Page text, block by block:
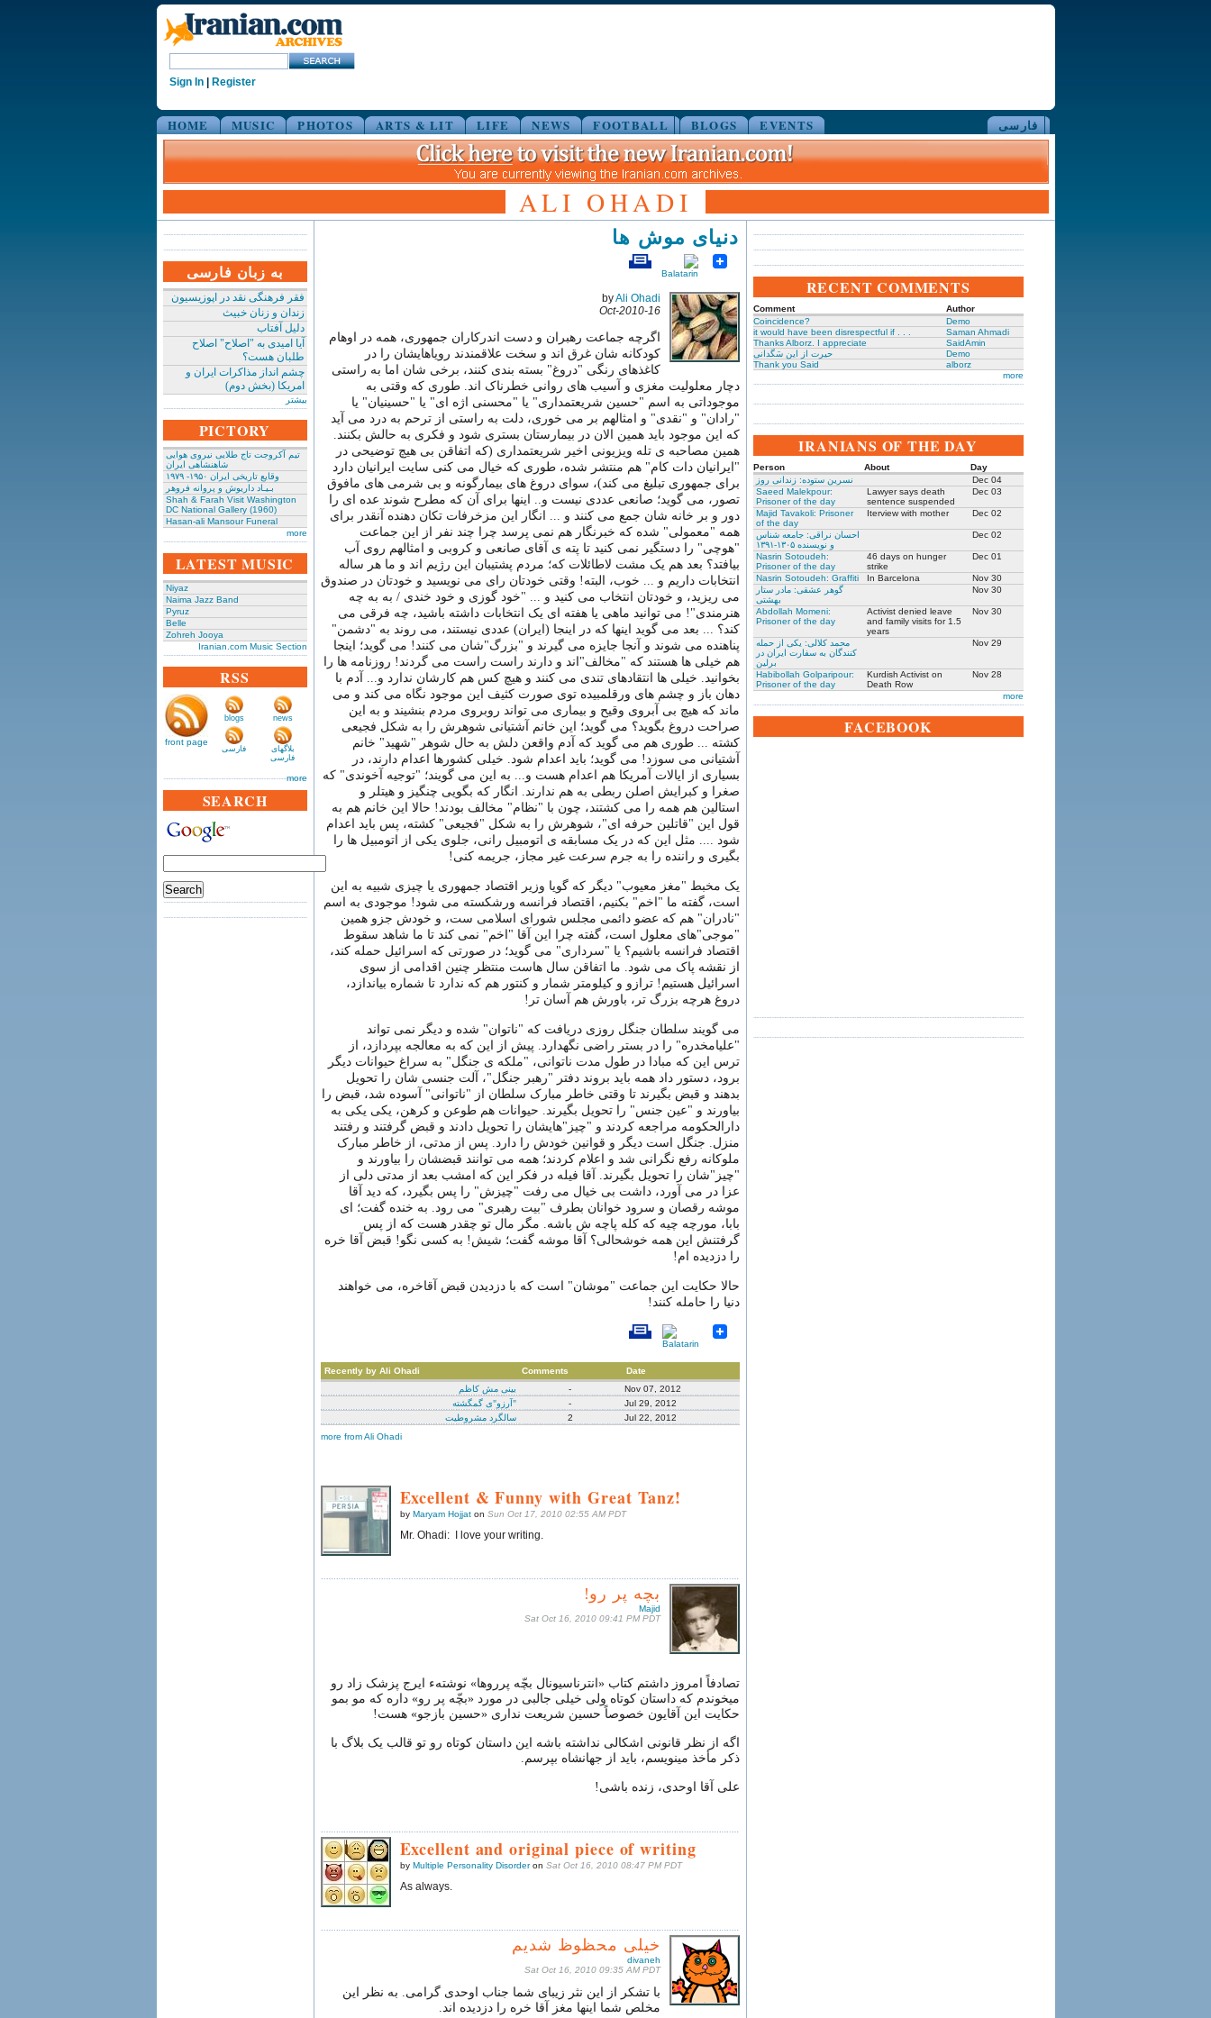
Sign In| Register
HOME MUSIC PHOTOS ARTS & LIT LIFE NEWS FOOTBALL BLOGS EVENTS فارسی
ALI OHADI
به زبان فارسی
فقر فرهنگی نقد در اپوزیسیون
زندان و زنان خبیث
دلیل آفتاب
آیا امیدی به "اصلاح" اصلاح
طلبان هست؟
چشم انداز مذاکرات ایران و
امریکا (بخش دوم)
بیشتر
PICTORY
تیم آکروجت تاج طلایی نیروی هوایی
شاهنشاهی ایران
وقایع تاریخی‌ ایران ۱۹۵۰- ۱۹۷۹
بـیـاد داریوش و پروانه فروهر
Shah & Farah Visit Washington
DC National Gallery (1960)
Hasan-ali Mansour Funeral
more
LATEST MUSIC
Niyaz
Naima Jazz Band
Pyruz
Belle
Zohreh Jooya
Iranian.com Music Section
RSS
front page
blogs news
فارسی
بلاگهای
فارسی
more
SEARCH
دنیای موش ها
byAli Ohadi
16-Oct-2010
اگرچه جماعت رهبران و دست اندرکاران جمهوری، همه در اوهام
کودکانه شان غرق اند و سخت علاقمندند رویاهایشان را در
کاغذهای رنگی "دروغ" بسته بندی کنند، برخی شان اما به راستی
دچار معلولیت مغزی و آسیب های روانی خطرناک اند. طوری که وقتی به
موجوداتی به اسم "حسین شریعتمداری" یا "محسنی اژه ای" یا "حسینیان" یا
"رادان" و "نقدی" و امثالهم بر می خوری، دلت به راستی از ترحم به درد می آید
که این موجود باید همین الان در بیمارستان بستری شود و فکری به حالش بکنند.
همین مصاحبه ی تله ویزیونی اخیر شریعتمداری (که اتفاقن بی هیچ توضیحی در
"ایرانیان دات کام" هم منتشر شده، طوری که خیال می کنی سایت ایرانیان دارد
برای جمهوری تبلیغ می کند)، سوای دروغ های بیمارگونه و بی شرمی های مافوق
تصور، می گوید؛ صانعی عددی نیست و.. اینها برای آن که مطرح شوند عده ای را
دور و بر خانه شان جمع می کنند و ... انگار این مزخرفات تکان دهنده آنقدر برای
همه "معمولی" شده که خبرنگار هم نمی پرسد چرا چند نفر از این جماعت
"هوچی" را دستگیر نمی کنید تا پته ی آقای صانعی و کروبی و امثالهم روی آب
بیافتد؟ بعد هم یک مشت لاطائلات که؛ مردم پشتیبان این رژیم اند و ما هر ساله
انتخابات داریم و ... خوب، البته! وقتی خودتان رای می نویسید و خودتان در صندوق
می ریزید، و خودتان انتخاب می کنید و ... "خود گوزی و خود خندی / به به چه
هنرمندی"! می توانید ماهی یا هفته ای یک انتخابات داشته باشید، چه فرقی می
کند؟ ... بعد می گوید اینها که در اینجا (ایران) عددی نیستند، می روند به "دشمن"
پناهنده می شوند و آنجا جایزه می گیرند و "بزرگ"شان می کنند! می گوید؛ اینجا
هم خیلی ها هستند که "مخالف"اند و دارند راست راست می گردند! روزنامه ها را
بخوانید. خیلی ها انتقادهای تندی می کنند و هیچ کس هم کارشان ندارد و... آدم با
دهان باز و چشم های ورقلمبیده توی صورت کثیف این موجود نگاه می کند و می
ماند که هیچ بی آبروی وقیح و بیماری می تواند روبروی مردم بنشیند و به این
صراحت دروغ بگوید؟ می گوید؛ این خانم آشتیانی شوهرش را به شکل فجیعی
کشته ... طوری هم می گوید که آدم واقعن دلش به حال شوهر "شهید" خانم
آشتیانی می سوزد! می گوید؛ باید اعدام شود. خیلی کشورها اعدام دارند، در
بسیاری از ایالات آمریکا هم اعدام هست و... به این می گویند؛ "توجیه آخوندی" که
صغرا و کبرایش اصلن ربطی به هم ندارند. انگار که بگویی چنگیز و هیتلر و
استالین هم همه را می کشتند، چون با "نظام" مخالف بودند! حالا این خانم هم به
قول این "قاتلین حرفه ای"، شوهرش را به شکل "فجیعی" کشته، پس باید اعدام
شود .... مثل این که در یک مسابقه ی اتومبیل رانی، جلوی یکی از اتومبیل ها را
بگیری و راننده را به جرم سرعت غیر مجاز، جریمه کنی!
یک مخبط "مغز معیوب" دیگر که گویا وزیر اقتصاد جمهوری یا چیزی شبیه به این
است، گفته ما "اخم" بکنیم، اقتصاد فرانسه ورشکسته می شود! موجودی به اسم
"نادران" هم که عضو دائمی مجلس شورای اسلامی ست، و خودش جزو همین
"موجی"های معلول است، گفته چرا این آقا "اخم" نمی کند تا ما شاهد سقوط
اقتصاد فرانسه باشیم؟ یا "سرداری" می گوید؛ در صورتی که اسرائیل حمله کند،
از نقشه پاک می شود. ما اتفاقن سال هاست منتظر چنین اقدامی از سوی
اسرائیل هستیم! ترازو و کیلومتر شمار و کنتور هم که ندارد تا شماره بیاندازد،
دروغ هرچه بزرگ تر، باورش هم آسان تر!
می گویند سلطان جنگل روزی دریافت که "ناتوان" شده و دیگر نمی تواند
"علیامخدره" را در بستر راضی نگهدارد. پیش از این که به معالجه بپردازد، از
ترس این که مبادا در طول مدت ناتوانی، "ملکه ی جنگل" به سراغ حیوانات دیگر
برود، دستور داد همه باید بروند دفتر "رهبر جنگل"، آلت جنسی شان را تحویل
بدهند و قبض بگیرند تا وقتی خاطر مبارک سلطان از "ناتوانی" آسوده شد، قبض را
بیاورند و "عین جنس" را تحویل بگیرند. حیوانات هم طوعن و کرهن، یکی یکی به
دارالحکومه مراجعه کردند و "چیز"هایشان را تحویل دادند و قبض گرفتند و رفتند
منزل. جنگل است دیگر و قوانین خودش را دارد. پس از مدتی، از خاطر مبارک
ملوکانه رفع نگرانی شد و اعلام کردند؛ همه می توانند قبضشان را بیاورند و
"چیز"شان را تحویل بگیرند. آقا فیله در فکر این که امشب بعد از مدتی دلی از
عزا در می آورد، داشت بی خیال می رفت "چیزش" را پس بگیرد، که دید آقا
موشه رقصان و سرود خوانان بطرف "بیت رهبری" می رود. به خنده گفت؛ ای
بابا، مورچه چیه که کله پاچه ش باشه. مگر مال تو چقدر هست که از پس
گرفتنش این همه خوشحالی؟ آقا موشه گفت؛ شیش! به کسی نگو! قبض آقا خره
را دزدیده ام!
حالا حکایت این جماعت "موشان" است که با دزدیدن قبض آقاخره، می خواهند
دنیا را حامله کنند!
Recently by Ali Ohadi Comments
Date
بینی مش کاظم
-
Nov 07, 2012
"آرزو"ی گمگشته
-
Jul 29, 2012
سالگرد مشروطیت
2
Jul 22, 2012
more from Ali Ohadi
Excellent & Funny with Great Tanz!
by Maryam Hojjaton Sun Oct 17, 2010 02:55 AM PDT
Mr. Ohadi: I love your writing.
بچه پر رو!
Majid
Sat Oct 16, 2010 09:41 PM PDT
تصادفاً امروز داشتم کتاب «انترناسیونال بچّه پرروها» نوشتهء ایرج پزشک زاد رو
میخوندم که داستان کوتاه ولی خیلی جالبی در مورد «بچّه پر رو» داره که مو بمو
حکایت این آقایون خصوصاً حسین شریعت نداری «حسین بازجو» هست!
اگه از نظر قانونی اشکالی نداشته باشه این داستان کوتاه رو تو قالب یک بلاگ با
ذکر مأخذ مینویسم، باید از جهانشاه بپرسم.
علی آقا اوحدی، زنده باشی!
Excellent and original piece of writing
by Multiple Personality Disorderon Sat Oct 16, 2010 08:47 PM PDT
As always.
خیلی محظوظ شدیم
divaneh
Sat Oct 16, 2010 09:35 AM PDT
با تشکر از این نثر زیبای شما جناب اوحدی گرامی. به نظر این
مخلص شما اینها مغز آقا خره را دزدیده اند.
RECENT COMMENTS
Comment
Author
Coincidence?
Demo
it would have been disrespectful if . . .
Saman Ahmadi
Thanks Alborz. I appreciate
SaidAmin
حیرت از این سَگدانی
Demo
Thank you Said
alborz
more
IRANIANS OF THE DAY
Person About
Day
نسرین ستوده: زندانی روز
Dec 04
Saeed Malekpour:
Prisoner of the day
Lawyer says death
sentence suspended
Dec 03
Majid Tavakoli: Prisoner
of the day
Iterview with mother Dec 02
احسان نراقی: جامعه شناس
و نویسنده ۱۳۰۵-۱۳۹۱
Dec 02
Nasrin Sotoudeh:
Prisoner of the day
46 days on hunger
strike
Dec 01
Nasrin Sotoudeh: Graffiti In Barcelona
Nov 30
گوهر عشقی: مادر ستار
بهشتی
Nov 30
Abdollah Momeni:
Prisoner of the day
Activist denied leave
and family visits for 1.5
years
Nov 30
محمد کلالی: یکی از حمله
کنندگان به سفارت ایران در
برلین
Nov 29
Habibollah Golparipour:
Prisoner of the day
Kurdish Activist on
Death Row
Nov 28
more
FACEBOOK